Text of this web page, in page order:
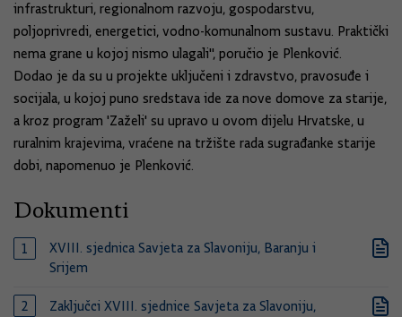
infrastrukturi, regionalnom razvoju, gospodarstvu,
poljoprivredi, energetici, vodno-komunalnom sustavu. Praktički
nema grane u kojoj nismo ulagali'', poručio je Plenković.
Dodao je da su u projekte uključeni i zdravstvo, pravosuđe i
socijala, u kojoj puno sredstava ide za nove domove za starije,
a kroz program 'Zaželi' su upravo u ovom dijelu Hrvatske, u
ruralnim krajevima, vraćene na tržište rada sugrađanke starije
dobi, napomenuo je Plenković.
Dokumenti
XVIII. sjednica Savjeta za Slavoniju, Baranju i
Srijem
Zaključci XVIII. sjednice Savjeta za Slavoniju,